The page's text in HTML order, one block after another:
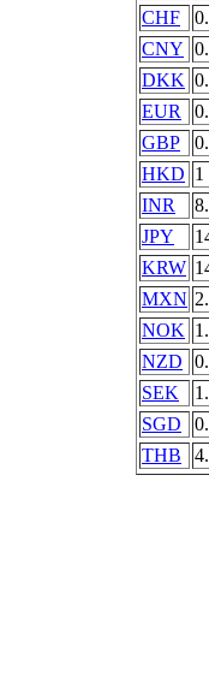
CHF
CNY
DKK
EUR
GBP
HKD 1
INR
JPY
KRW
MXN
NOK
NZD
SEK
SGD
THB